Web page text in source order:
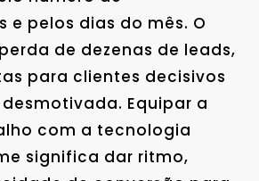
e pelos dias do mês. O
de dezenas de leads,
para clientes decisivos
Equipar a
com a tecnologia
significa dar ritmo,